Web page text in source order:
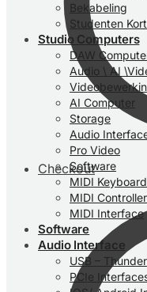
Checkout
Bekabeling
Studenten
Studio Computers
DAW
Audio \ AI
AI Computer
Storage
Audio
Pro Video
Software
MIDI Keyboard
MIDI Controller
MIDI Interface
Software
Audio Interface
USB –
PCIe